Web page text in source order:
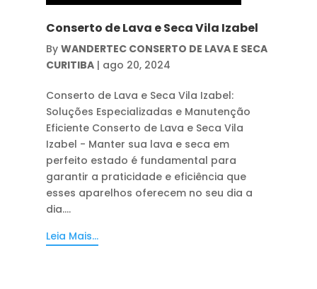
Conserto de Lava e Seca Vila Izabel
By WANDERTEC CONSERTO DE LAVA E SECA
CURITIBA| ago 20, 2024
Conserto de Lava e Seca Vila Izabel:
Soluções Especializadas e Manutenção
Eficiente Conserto de Lava e Seca Vila
Izabel - Manter sua lava e seca em
perfeito estado é fundamental para
garantir a praticidade e eficiência que
esses aparelhos oferecem no seu dia a
dia....
Leia Mais...